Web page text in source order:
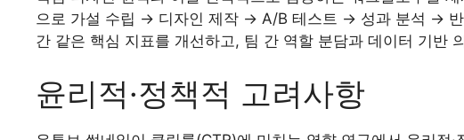
으로 가설 수립 → 디자인 제작 → A/B 테스트 → 성과 분석 → 반
간 같은 핵심 지표를 개선하고, 팀 간 역할 분담과 데이터 기반
윤리적·정책적 고려사항